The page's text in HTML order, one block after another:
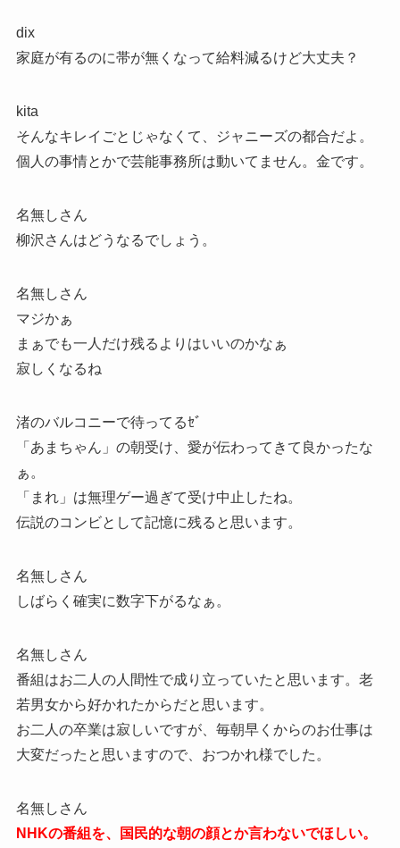
dix
家庭が有るのに帯が無くなって給料減るけど大丈夫？
kita
そんなキレイごとじゃなくて、ジャニーズの都合だよ。
個人の事情とかで芸能事務所は動いてません。金です。
名無しさん
柳沢さんはどうなるでしょう。
名無しさん
マジかぁ
まぁでも一人だけ残るよりはいいのかなぁ
寂しくなるね
渚のバルコニーで待ってるｾﾞ
「あまちゃん」の朝受け、愛が伝わってきて良かったな
ぁ。
「まれ」は無理ゲー過ぎて受け中止したね。
伝説のコンビとして記憶に残ると思います。
名無しさん
しばらく確実に数字下がるなぁ。
名無しさん
番組はお二人の人間性で成り立っていたと思います。老
若男女から好かれたからだと思います。
お二人の卒業は寂しいですが、毎朝早くからのお仕事は
大変だったと思いますので、おつかれ様でした。
名無しさん
NHKの番組を、国民的な朝の顔とか言わないでほしい。